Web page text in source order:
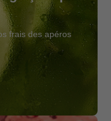
frais des apéros